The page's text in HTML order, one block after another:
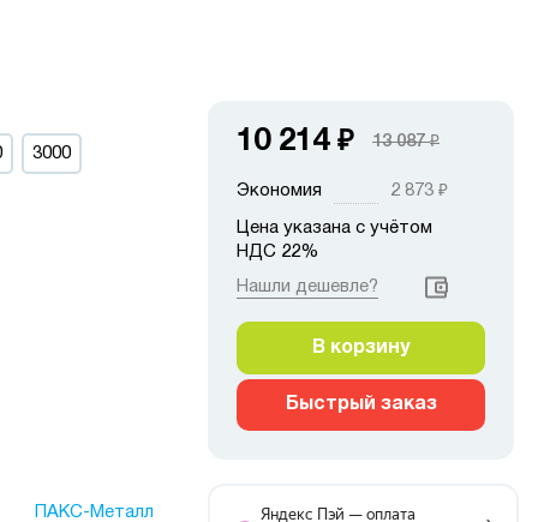
3000
ПАКС-Металл
10 214 ₽ 13 087₽
Экономия 2 873 ₽
Цена указана с учётом
НДС 22%
Нашли дешевле?
В корзину
Быстрый заказ